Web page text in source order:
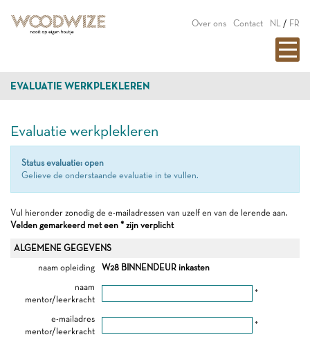
Over ons Contact NL / FR
EVALUATIE WERKPLEKLEREN
Evaluatie werkplekleren
Status evaluatie: open
Gelieve de onderstaande evaluatie in te vullen.
Vul hieronder zonodig de e-mailadressen van uzelf en van de lerende aan.
Velden gemarkeerd met een * zijn verplicht
ALGEMENE GEGEVENS
naam opleiding
W28 BINNENDEUR inkasten
naam
mentor/leerkracht
*
e-mailadres
mentor/leerkracht
*